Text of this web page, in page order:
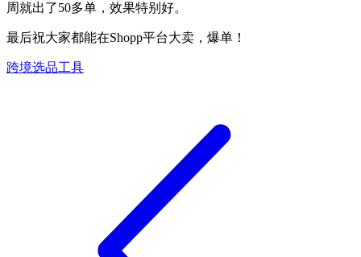
周就出了50多单，效果特别好。
最后祝大家都能在Shopp平台大卖，爆单！
跨境选品工具